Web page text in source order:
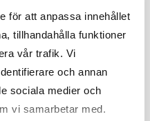
för att anpassa innehållet
tillhandahålla funktioner
vår trafik. Vi
och annan
sociala medier och
vi samarbetar med.
Längd: 70 cm
Längd: 72 cm